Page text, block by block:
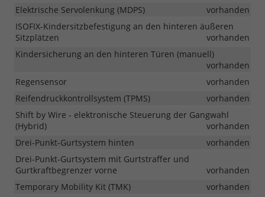
Elektrische Servolenkung (MDPS)
vorhanden
ISOFIX-Kindersitzbefestigung an den hinteren äußeren
Sitzplätzen
vorhanden
Kindersicherung an den hinteren Türen (manuell)
vorhanden
Regensensor
vorhanden
Reifendruckkontrollsystem (TPMS)
vorhanden
Shift by Wire - elektronische Steuerung der Gangwahl
(Hybrid)
vorhanden
Drei-Punkt-Gurtsystem hinten
vorhanden
Drei-Punkt-Gurtsystem mit Gurtstraffer und
Gurtkraftbegrenzer vorne
vorhanden
Temporary Mobility Kit (TMK)
vorhanden